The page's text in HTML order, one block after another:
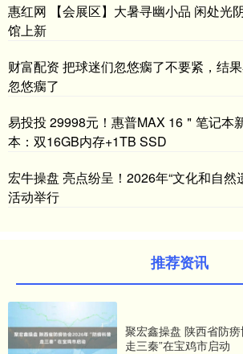
惠红网 【会展区】大暑寻幽小品 闲处光
馆上新
财富配资 把球迷们忽悠瘸了不要紧，结
忽悠瘸了
易投投 29998元！惠普MAX 16＂笔记本
本：双16GB内存+1TB SSD
宏牛操盘 亮点纷呈！2026年“文化和自然
活动举行
推荐资讯
聚宏鑫操盘 陕西省防
走三秦”在宝鸡市启动